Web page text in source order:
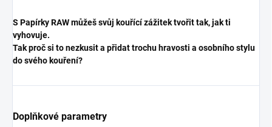
S Papírky RAW můžeš svůj kouřící zážitek tvořit tak, jak ti
vyhovuje.
Tak proč si to nezkusit a přidat trochu hravosti a osobního stylu
do svého kouření?
Doplňkové parametry